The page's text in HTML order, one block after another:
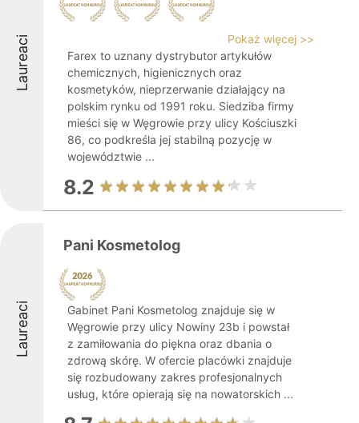
Laureaci
Pokaż więcej >>
Farex to uznany dystrybutor artykułów
chemicznych, higienicznych oraz
kosmetyków, nieprzerwanie działający na
polskim rynku od 1991 roku. Siedziba firmy
mieści się w Węgrowie przy ulicy Kościuszki
86, co podkreśla jej stabilną pozycję w
województwie ...
8.2
Laureaci
Pani Kosmetolog
Gabinet Pani Kosmetolog znajduje się w
Węgrowie przy ulicy Nowiny 23b i powstał
z zamiłowania do piękna oraz dbania o
zdrową skórę. W ofercie placówki znajduje
się rozbudowany zakres profesjonalnych
usług, które opierają się na nowatorskich ...